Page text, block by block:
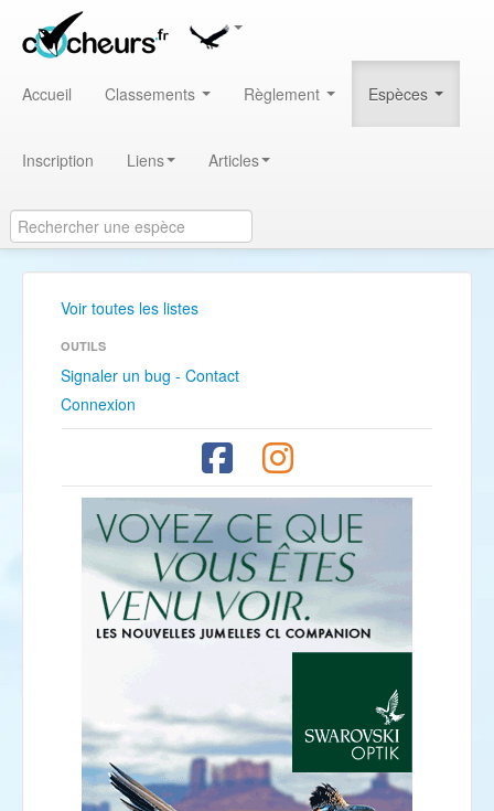
Accueil Classements Règlement Espèces
Inscription Liens Articles
Voir toutes les listes
OUTILS
Signaler un bug - Contact
Connexion